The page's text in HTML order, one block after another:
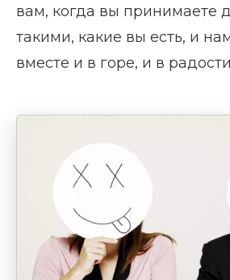
вам, когда вы принимаете
такими, какие вы есть, и
вместе и в горе, и в